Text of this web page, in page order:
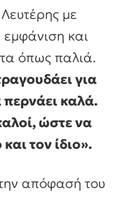
με
και
όπως παλιά.
για
καλά.
ώστε να
τον ίδιο».
απόφασή του